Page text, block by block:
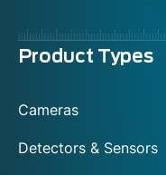
Menu
Product Types
Cameras
Detectors & Sensors